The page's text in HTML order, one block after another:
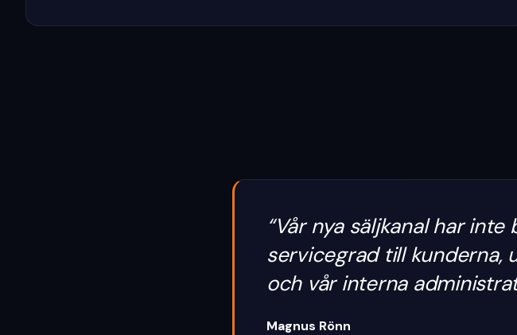
“Vår nya säljkanal har
servicegrad till kunderna,
och vår interna
Magnus Rönn